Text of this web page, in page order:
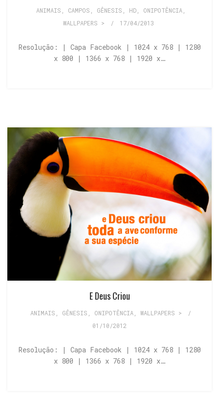
ANIMAIS CAMPOS GÊNESIS HD, ONIPOTÊNCIA,
WALLPAPERS >
/ 17/04/2013
Resolução: | Capa Facebook | 1024 x 768 | 1280
x 800 | 1366 x 768 | 1920 x…
E Deus Criou
ANIMAIS GÊNESIS ONIPOTÊNCIA WALLPAPERS >
/
01/10/2012
Resolução: | Capa Facebook | 1024 x 768 | 1280
x 800 | 1366 x 768 | 1920 x…